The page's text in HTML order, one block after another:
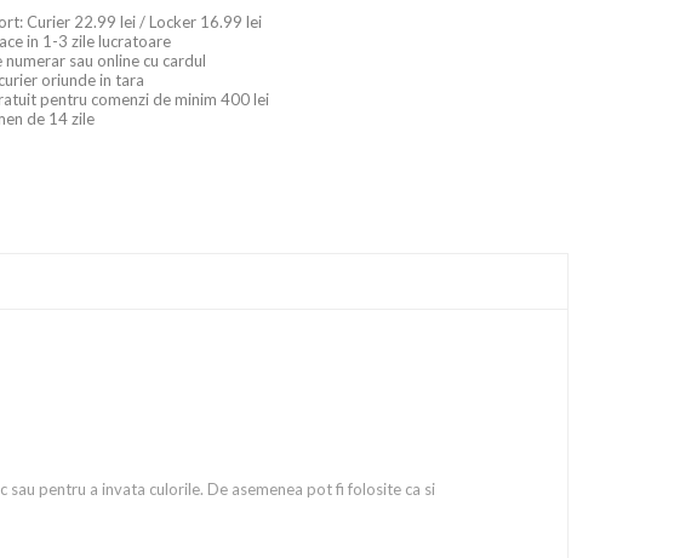
Curier 22.99 lei / Locker 16.99 lei
in 1-3 zile lucratoare
numerar sau online cu cardul
oriunde in tara
pentru comenzi de minim 400 lei
de 14 zile
pentru a invata culorile. De asemenea pot fi folosite ca si